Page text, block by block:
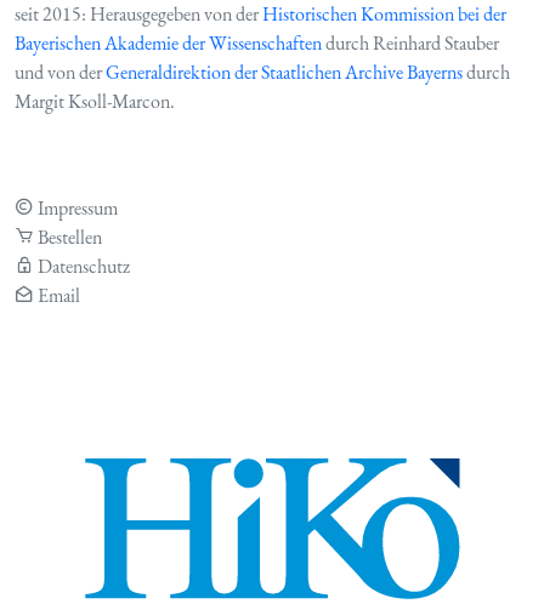
seit 2015: Herausgegeben von derHistorischen Kommission bei der
Bayerischen Akademie der Wissenschaftendurch Reinhard Stauber
und von derGeneraldirektion der Staatlichen Archive Bayernsdurch
Margit Ksoll-Marcon.
Impressum
Bestellen
Datenschutz
Email